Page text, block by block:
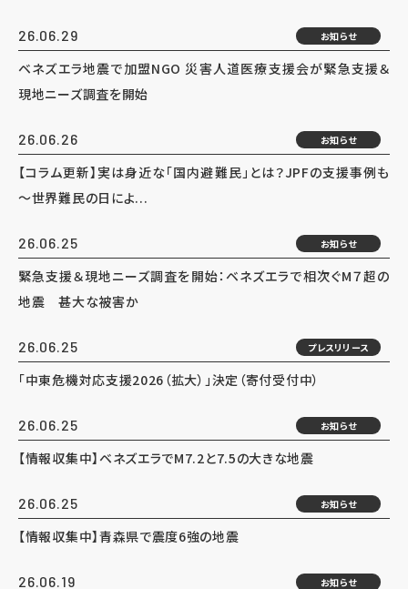
26.06.29 お知らせ
ベネズエラ地震で加盟NGO 災害人道医療支援会が緊急支援＆
現地ニーズ調査を開始
26.06.26 お知らせ
【コラム更新】実は身近な「国内避難民」とは？JPFの支援事例も
～世界難民の日によ...
26.06.25 お知らせ
緊急支援＆現地ニーズ調査を開始：ベネズエラで相次ぐM７超の
地震 甚大な被害か
26.06.25 プレスリリース
「中東危機対応支援2026（拡大）」決定（寄付受付中）
26.06.25 お知らせ
【情報収集中】ベネズエラでM7.2と7.5の大きな地震
26.06.25 お知らせ
【情報収集中】青森県で震度6強の地震
26.06.19 お知らせ